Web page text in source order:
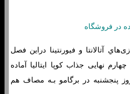
در فروشگاه
آتالانتا و فیورنتینا دراین فصل
نهایی جذاب کوپا ایتالیا آماده
پنجشنبه در برگامو بـه مصاف هم